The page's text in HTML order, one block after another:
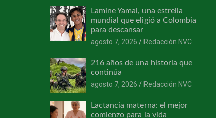
Lamine Yamal, una estrella
mundial que eligió a Colombia
para descansar
agosto 7, 2026
Redacción NVC
216 años de una historia que
continúa
agosto 7, 2026
Redacción NVC
Lactancia materna: el mejor
comienzo para la vida